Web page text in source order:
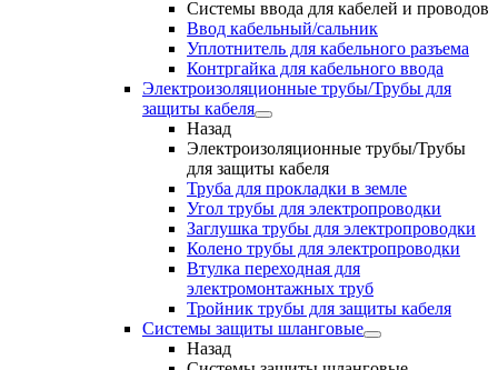
Системы ввода для кабелей и проводов
Ввод кабельный/сальник
Уплотнитель для кабельного разъема
Контргайка для кабельного ввода
Электроизоляционные трубы/Трубы для
защиты кабеля
Назад
Электроизоляционные трубы/Трубы
для защиты кабеля
Труба для прокладки в земле
Угол трубы для электропроводки
Заглушка трубы для электропроводки
Колено трубы для электропроводки
Втулка переходная для
электромонтажных труб
Тройник трубы для защиты кабеля
Системы защиты шланговые
Назад